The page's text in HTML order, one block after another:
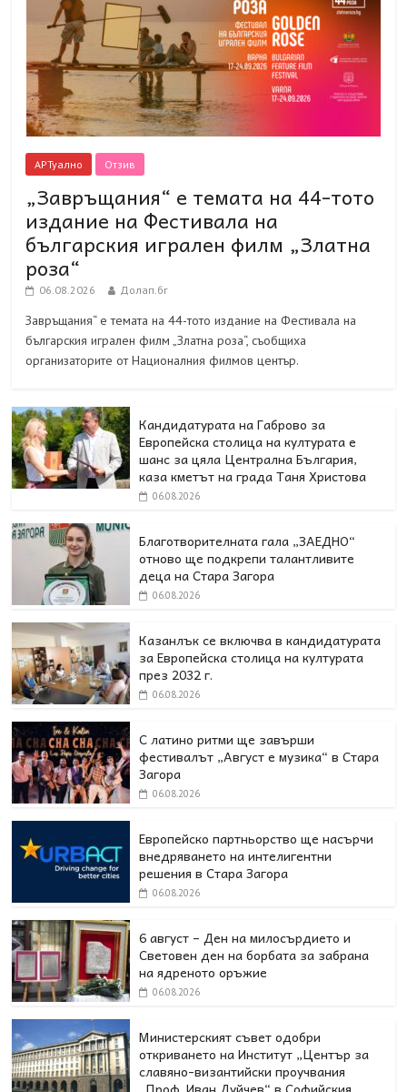
АРТуално Отзив
„Завръщания“ е темата на 44-тото
издание на Фестивала на
българския игрален филм „Златна
роза“
06.08.2026 Долап.бг
Завръщания“ е темата на 44-тото издание на Фестивала на
българския игрален филм „Златна роза“, съобщиха
организаторите от Националния филмов център.
Кандидатурата на Габрово за
Европейска столица на културата е
шанс за цяла Централна България,
каза кметът на града Таня Христова
06.08.2026
Благотворителната гала „ЗАЕДНО“
отново ще подкрепи талантливите
деца на Стара Загора
06.08.2026
Казанлък се включва в кандидатурата
за Европейска столица на културата
през 2032 г.
06.08.2026
С латино ритми ще завърши
фестивалът „Август е музика“ в Стара
Загора
06.08.2026
Европейско партньорство ще насърчи
внедряването на интелигентни
решения в Стара Загора
06.08.2026
6 август – Ден на милосърдието и
Световен ден на борбата за забрана
на ядреното оръжие
06.08.2026
Министерският съвет одобри
откриването на Институт „Център за
славяно-византийски проучвания